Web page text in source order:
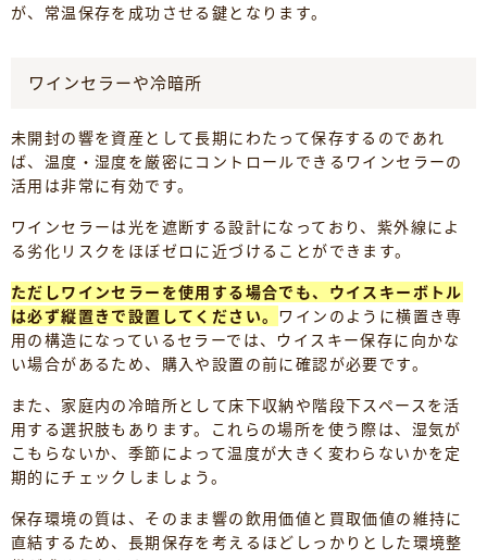
が、常温保存を成功させる鍵となります。
ワインセラーや冷暗所
未開封の響を資産として長期にわたって保存するのであれ
ば、温度・湿度を厳密にコントロールできるワインセラーの
活用は非常に有効です。
ワインセラーは光を遮断する設計になっており、紫外線によ
る劣化リスクをほぼゼロに近づけることができます。
ただしワインセラーを使用する場合でも、ウイスキーボトル
は必ず縦置きで設置してください。 ワインのように横置き専
用の構造になっているセラーでは、ウイスキー保存に向かな
い場合があるため、購入や設置の前に確認が必要です。
また、家庭内の冷暗所として床下収納や階段下スペースを活
用する選択肢もあります。これらの場所を使う際は、湿気が
こもらないか、季節によって温度が大きく変わらないかを定
期的にチェックしましょう。
保存環境の質は、そのまま響の飲用価値と買取価値の維持に
直結するため、長期保存を考えるほどしっかりとした環境整